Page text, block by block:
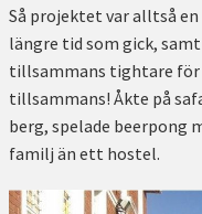
Så projektet var alltså
längre tid som gick,
tillsammans tightare för
tillsammans! Åkte på
berg, spelade beerpong
familj än ett hostel.